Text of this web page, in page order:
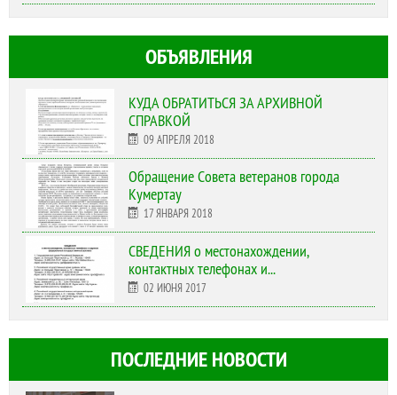
ОБЪЯВЛЕНИЯ
КУДА ОБРАТИТЬСЯ ЗА АРХИВНОЙ
СПРАВКОЙ
09 АПРЕЛЯ 2018
Обращение Совета ветеранов города
Кумертау
17 ЯНВАРЯ 2018
СВЕДЕНИЯ о местонахождении,
контактных телефонах и...
02 ИЮНЯ 2017
ПОСЛЕДНИЕ НОВОСТИ